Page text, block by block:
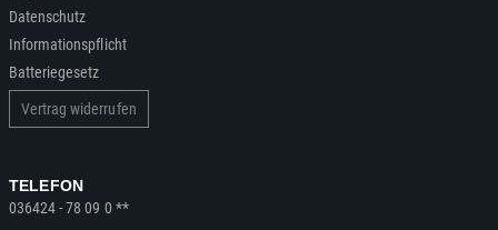
Datenschutz
Informationspflicht
Batteriegesetz
Vertrag widerrufen
TELEFON
036424 - 78 09 0 **